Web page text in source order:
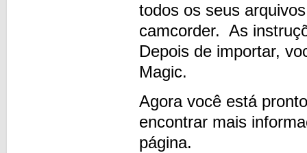
todos os seus
camcorder. As
Depois de importar,
Magic.
Agora você está
encontrar mais
página.